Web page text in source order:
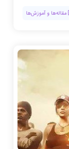
مقاله‌ها و آموزش‌ها